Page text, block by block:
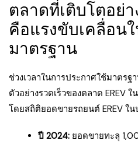
ตลาดที่เติบโตอย่
คือแรงขับเคลื่อน
มาตรฐาน
ช่วงเวลาในการประกาศใช้มาตร
ตัวอย่างรวดเร็วของตลาด EREV
โดยสถิติยอดขายรถยนต์ EREV ใน
ปี 2024: ยอดขายทะลุ